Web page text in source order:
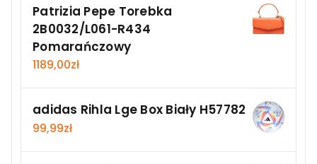
Patrizia Pepe Torebka
2B0032/L061-R434
Pomarańczowy
1189,00zł
adidas Rihla Lge Box Biały H57782
99,99zł